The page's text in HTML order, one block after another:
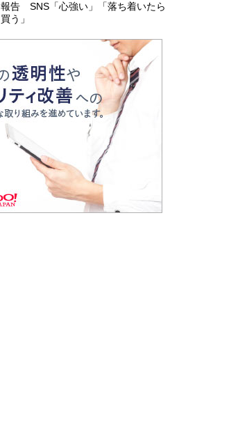
報告 SNS「心強い」「落ち着いたら
買う」